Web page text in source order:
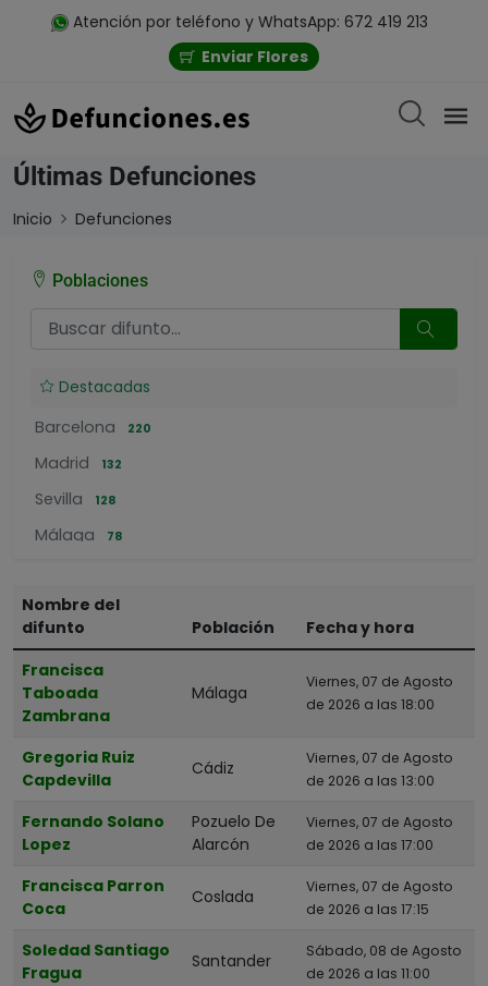
Atención por teléfono y WhatsApp: 672 419 213
Enviar Flores
Últimas Defunciones
Inicio Defunciones
Poblaciones
Destacadas
Barcelona
220
Madrid 132
Sevilla 128
Málaga 78
Gijón 58
Badalona
Bilbao 51
Valladolid 50
Albacete
Almería
Nombre del
difunto
Población
Fecha y hora
Francisca
Taboada
Zambrana
Málaga
Viernes, 07 de Agosto
de 2026 a las 18:00
Gregoria Ruiz
Capdevilla
Cádiz
Viernes, 07 de Agosto
de 2026 a las 13:00
Fernando Solano
Lopez
Pozuelo De
Alarcón
Viernes, 07 de Agosto
de 2026 a las 17:00
Francisca Parron
Coca
Coslada
Viernes, 07 de Agosto
de 2026 a las 17:15
Soledad Santiago
Fragua
Santander
Sábado, 08 de Agosto
de 2026 a las 11:00